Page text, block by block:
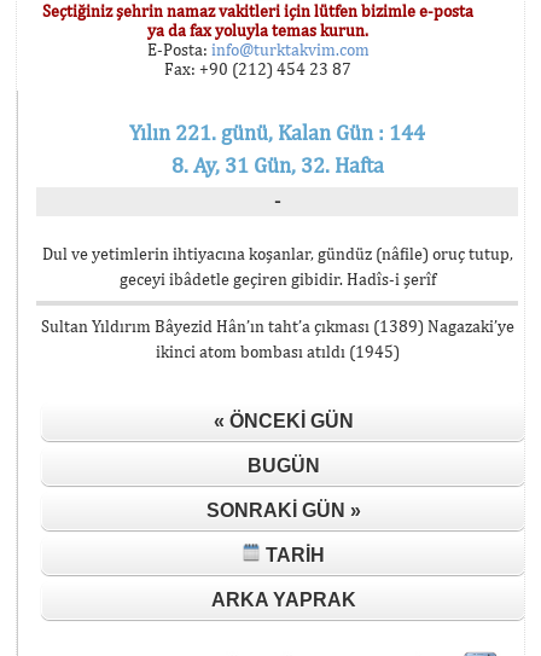
Seçtiğiniz şehrin namaz vakitleri için lütfen bizimle e-posta
ya da fax yoluyla temas kurun.
E-Posta: info@turktakvim.com
Fax: +90 (212) 454 23 87
Yılın 221. günü, Kalan Gün : 144
8. Ay, 31 Gün, 32. Hafta
-
Dul ve yetimlerin ihtiyacına koşanlar, gündüz (nâfile) oruç tutup,
geceyi ibâdetle geçiren gibidir. Hadîs-i şerîf
Sultan Yıldırım Bâyezid Hân’ın taht’a çıkması (1389) Nagazaki’ye
ikinci atom bombası atıldı (1945)
« ÖNCEKI GÜN
BUGÜN
SONRAKI GÜN »
TARIH
ARKA YAPRAK